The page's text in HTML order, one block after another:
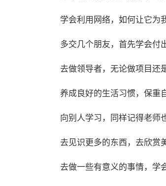
学会利用网络，如何让它为
多交几个朋友，首先学会付
去做领导者，无论做项目还
养成良好的生活习惯，保重
向别人学习，同样记得老师
去见识更多的东西，去欣赏
去做一些有意义的事情，学